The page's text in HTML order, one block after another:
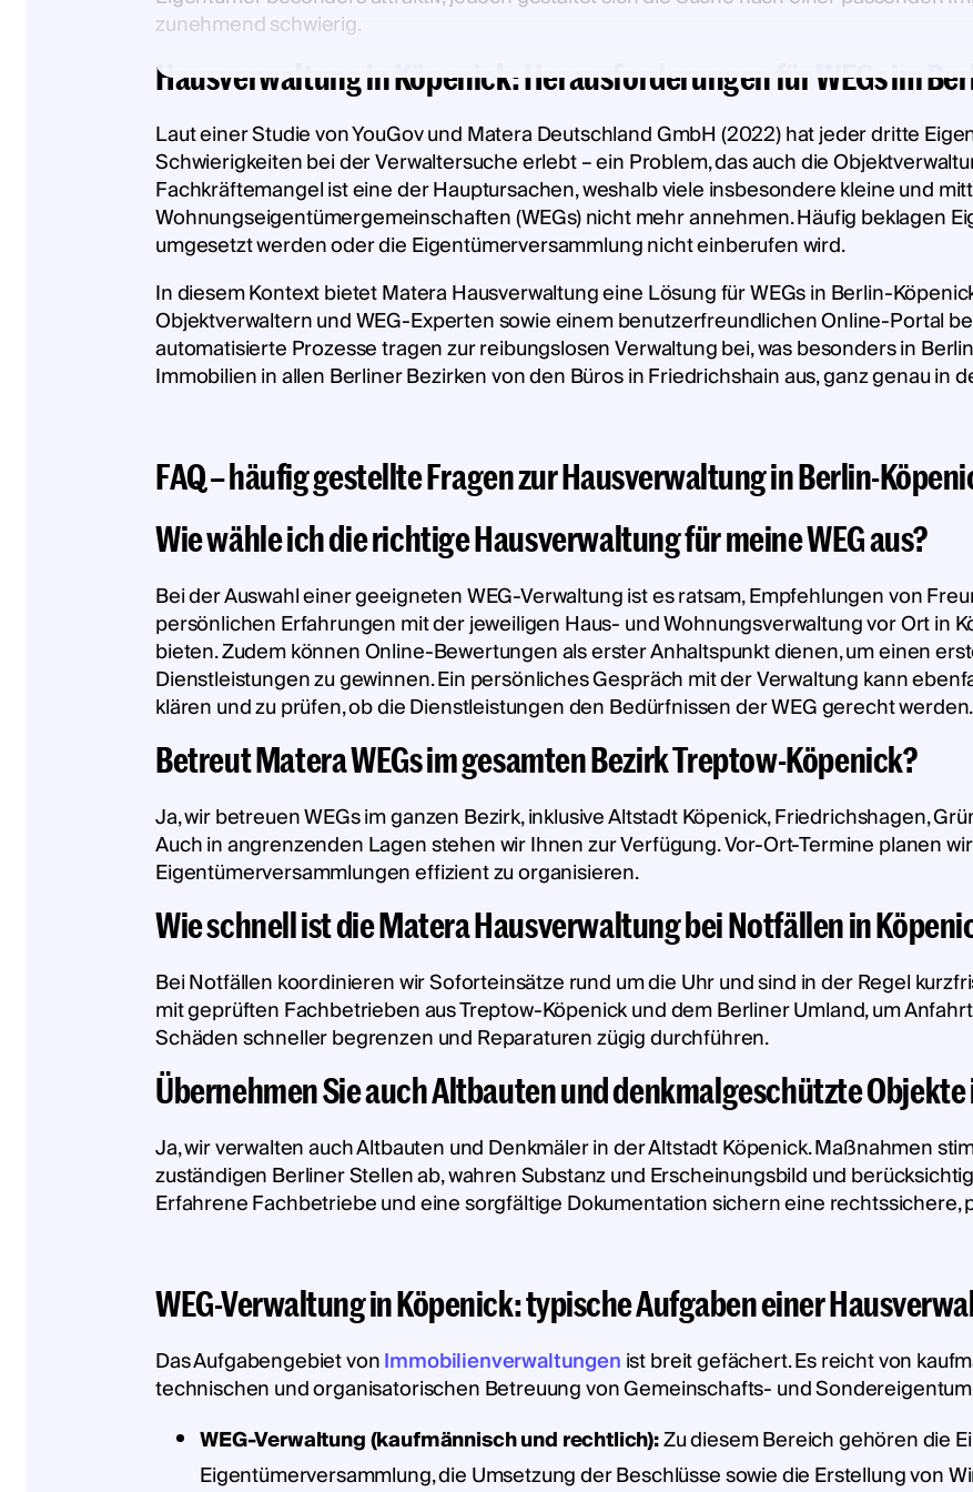
zunehmend schwierig.
Hausverwaltung in Köpenick: Herausforderungen für WEGs im
Laut einer Studie von YouGov und Matera Deutschland GmbH (2022) hat jeder dritte
Schwierigkeiten bei der Verwaltersuche erlebt – ein Problem, das auch die
Fachkräftemangel ist eine der Hauptursachen, weshalb viele insbesondere kleine und
Wohnungseigentümergemeinschaften (WEGs) nicht mehr annehmen. Häufig beklagen
umgesetzt werden oder die Eigentümerversammlung nicht einberufen wird.
In diesem Kontext bietet Matera Hausverwaltung eine Lösung für WEGs in Berlin-
Objektverwaltern und WEG-Experten sowie einem benutzerfreundlichen Online-Portal
automatisierte Prozesse tragen zur reibungslosen Verwaltung bei, was besonders in
Immobilien in allen Berliner Bezirken von den Büros in Friedrichshain aus, ganz genau in
FAQ – häufig gestellte Fragen zur Hausverwaltung in Berlin-
Wie wähle ich die richtige Hausverwaltung für meine WEG aus?
Bei der Auswahl einer geeigneten WEG-Verwaltung ist es ratsam, Empfehlungen von
persönlichen Erfahrungen mit der jeweiligen Haus- und Wohnungsverwaltung vor Ort in
bieten. Zudem können Online-Bewertungen als erster Anhaltspunkt dienen, um einen
Dienstleistungen zu gewinnen. Ein persönliches Gespräch mit der Verwaltung kann
klären und zu prüfen, ob die Dienstleistungen den Bedürfnissen der WEG gerecht werden.
Betreut Matera WEGs im gesamten Bezirk Treptow-Köpenick?
Ja, wir betreuen WEGs im ganzen Bezirk, inklusive Altstadt Köpenick, Friedrichshagen,
Auch in angrenzenden Lagen stehen wir Ihnen zur Verfügung. Vor-Ort-Termine planen
Eigentümerversammlungen effizient zu organisieren.
Wie schnell ist die Matera Hausverwaltung bei Notfällen in
Bei Notfällen koordinieren wir Soforteinsätze rund um die Uhr und sind in der Regel
mit geprüften Fachbetrieben aus Treptow-Köpenick und dem Berliner Umland, um
Schäden schneller begrenzen und Reparaturen zügig durchführen.
Übernehmen Sie auch Altbauten und denkmalgeschützte
Ja, wir verwalten auch Altbauten und Denkmäler in der Altstadt Köpenick. Maßnahmen
zuständigen Berliner Stellen ab, wahren Substanz und Erscheinungsbild und
Erfahrene Fachbetriebe und eine sorgfältige Dokumentation sichern eine rechtssichere,
WEG-Verwaltung in Köpenick: typische Aufgaben einer
Das Aufgabengebiet vonImmobilienverwaltungenist breit gefächert. Es reicht von
technischen und organisatorischen Betreuung von Gemeinschafts- und
WEG-Verwaltung (kaufmännisch und rechtlich):Zu diesem Bereich gehören die
Eigentümerversammlung, die Umsetzung der Beschlüsse sowie die Erstellung von